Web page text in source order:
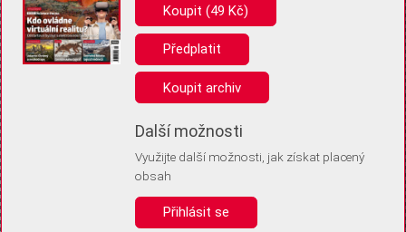
Pro základní fungování webu nepotřebujeme ukládat žádné informace
(tzv. cookies apod.). Rádi bychom vás ale požádali o souhlas s
uložením volitelných informací:
Anonymní unikátní ID
Díky němu příště poznáme, že se jedná o stejné zařízení, a
Identifikátor je zcela anonymní.
Vaše souhlasy a odmítnutí si ukládáme do vašeho zařízení, abychom se
vás už příště znovu neptali. Můžete je kdykoli později upravit ve Správě
Koupit (49 Kč)
Předplatit
Koupit archiv
Další možnosti
Využijte další možnosti, jak získat placený
obsah
Přihlásit se